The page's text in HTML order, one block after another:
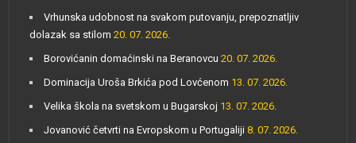
Vrhunska udobnost na svakom putovanju, prepoznatljiv
dolazak sa stilom 20. 07. 2026.
Borovićanin domaćinski na Beranovcu 20. 07. 2026.
Dominacija Uroša Brkića pod Lovćenom 13. 07. 2026.
Velika škola na svetskom u Bugarskoj 13. 07. 2026.
Jovanović četvrti na Evropskom u Portugaliji 8. 07. 2026.